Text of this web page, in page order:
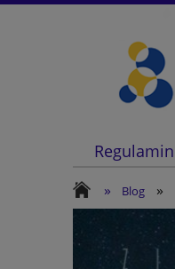
Regulamin
» Blog »